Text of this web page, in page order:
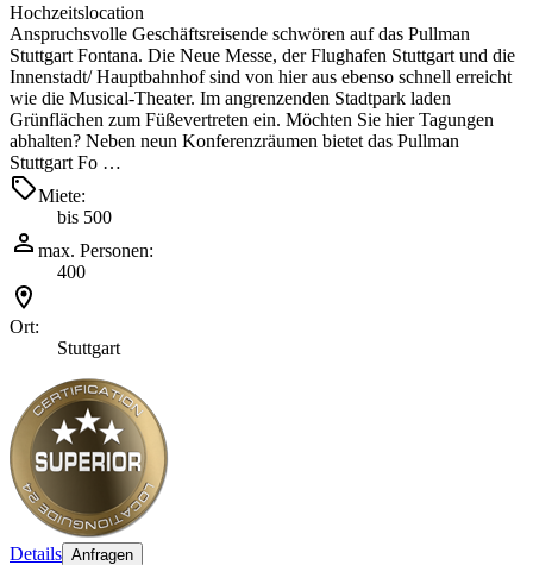
Hochzeitslocation
Anspruchsvolle Geschäftsreisende schwören auf das Pullman
Stuttgart Fontana. Die Neue Messe, der Flughafen Stuttgart und die
Innenstadt/ Hauptbahnhof sind von hier aus ebenso schnell erreicht
wie die Musical-Theater. Im angrenzenden Stadtpark laden
Grünflächen zum Füßevertreten ein. Möchten Sie hier Tagungen
abhalten? Neben neun Konferenzräumen bietet das Pullman
Stuttgart Fo …
Miete:
bis 500
max. Personen:
400
Ort:
Stuttgart
Details Anfragen